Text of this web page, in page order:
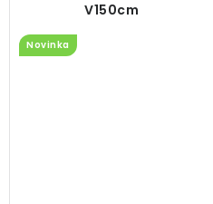
V150cm
Novinka